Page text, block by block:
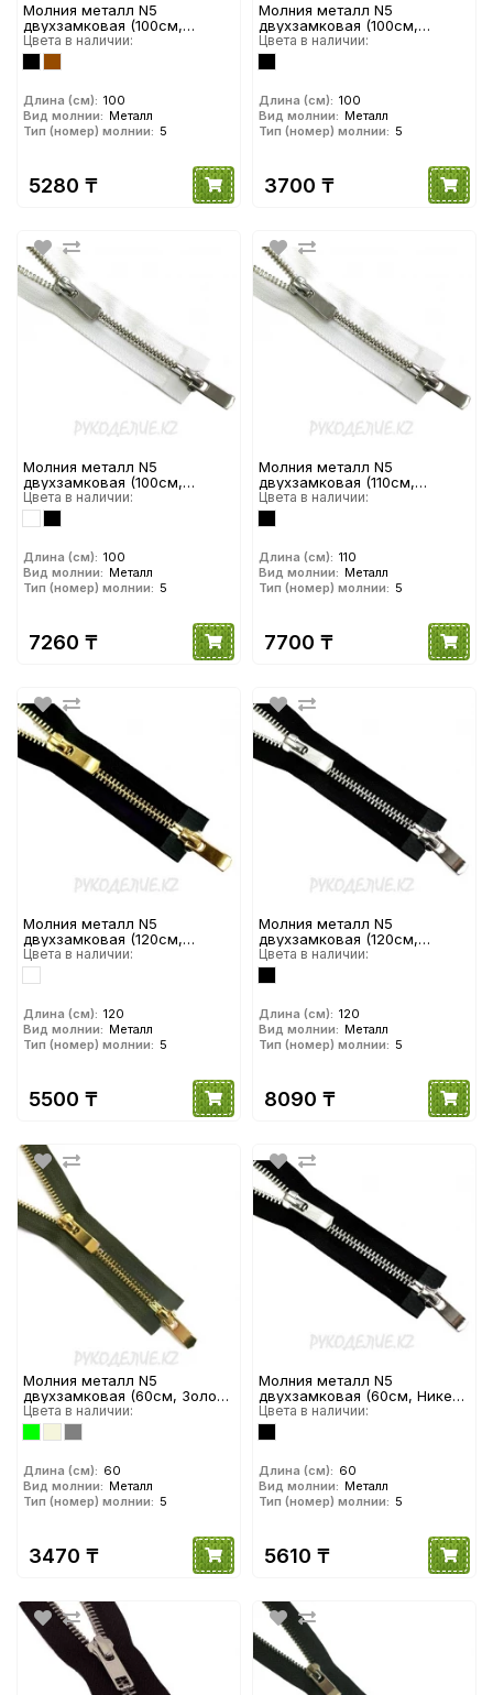
Молния металл N5
двухзамковая (100см,
Золото глянец) YKK
Цвета в наличии:
Длина (см): 100
Вид молнии: Металл
Тип (номер) молнии: 5
5280 ₸
Молния металл N5
двухзамковая (100см,
Золотой матовый) YKK
Цвета в наличии:
Длина (см): 100
Вид молнии: Металл
Тип (номер) молнии: 5
3700 ₸
Молния металл N5
двухзамковая (100см,
Никель глянец) YKK
Цвета в наличии:
Длина (см): 100
Вид молнии: Металл
Тип (номер) молнии: 5
7260 ₸
Молния металл N5
двухзамковая (110см,
Никель глянец) YKK
Цвета в наличии:
Длина (см): 110
Вид молнии: Металл
Тип (номер) молнии: 5
7700 ₸
Молния металл N5
двухзамковая (120см,
Золото глянец) YKK
Цвета в наличии:
Длина (см): 120
Вид молнии: Металл
Тип (номер) молнии: 5
5500 ₸
Молния металл N5
двухзамковая (120см,
Никель глянец) YKK
Цвета в наличии:
Длина (см): 120
Вид молнии: Металл
Тип (номер) молнии: 5
8090 ₸
Молния металл N5
двухзамковая (60см, Золото
глянец) YKK
Цвета в наличии:
Длина (см): 60
Вид молнии: Металл
Тип (номер) молнии: 5
3470 ₸
Молния металл N5
двухзамковая (60см, Никель
глянец) YKK
Цвета в наличии:
Длина (см): 60
Вид молнии: Металл
Тип (номер) молнии: 5
5610 ₸